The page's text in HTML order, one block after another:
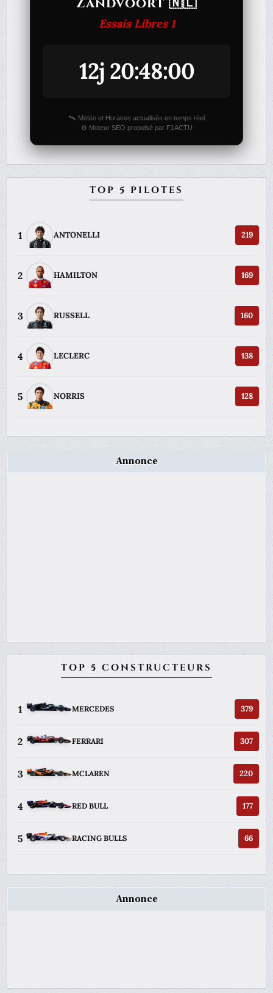
Essais Libres 1
12j 20:48:00
🛰️ Météo et Horaires actualisés en temps réel
⚙️ Moteur SEO propulsé par F1ACTU
TOP 5 PILOTES
1 ANTONELLI 219
2 HAMILTON 169
3 RUSSELL 160
4 LECLERC 138
5 NORRIS 128
Annonce
TOP 5 CONSTRUCTEURS
1 MERCEDES 379
2 FERRARI 307
3 MCLAREN 220
4 RED BULL 177
5 RACING BULLS 66
Annonce